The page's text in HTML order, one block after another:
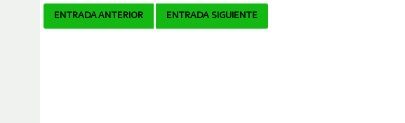
Navegador
ENTRADA ANTERIOR ENTRADA SIGUIENTE